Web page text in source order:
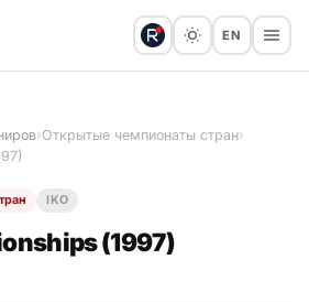
EN
›Открытые чемпионаты стран›
IKO
(1997)